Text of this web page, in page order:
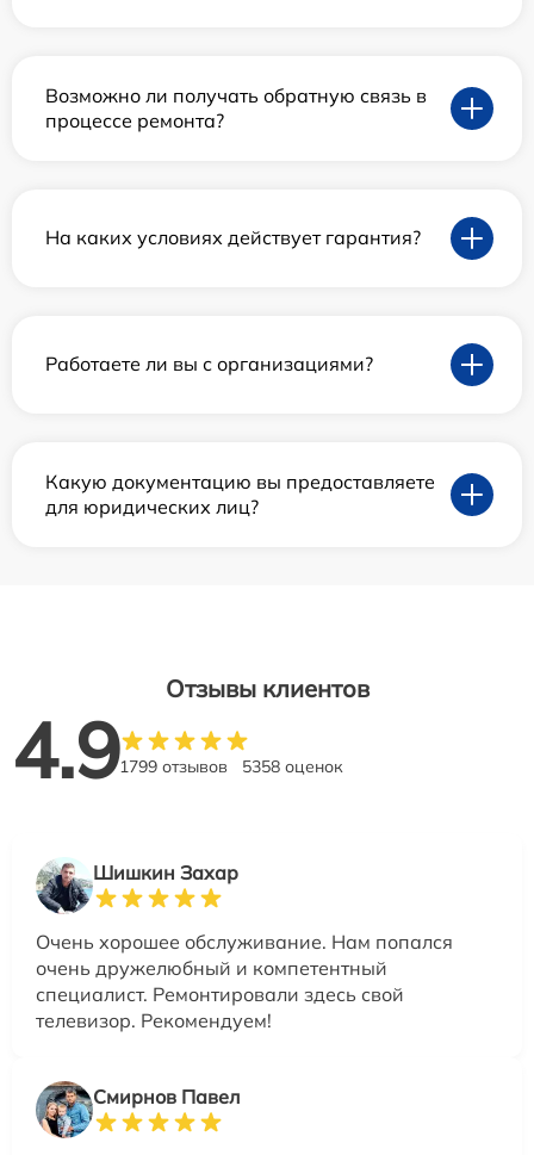
Возможно ли получать обратную связь в
процессе ремонта?
На каких условиях действует гарантия?
Работаете ли вы с организациями?
Какую документацию вы предоставляете
для юридических лиц?
Отзывы клиентов
4.91799 отзывов 5358 оценок
Шишкин Захар
Очень хорошее обслуживание. Нам попался
очень дружелюбный и компетентный
специалист. Ремонтировали здесь свой
телевизор. Рекомендуем!
Смирнов Павел